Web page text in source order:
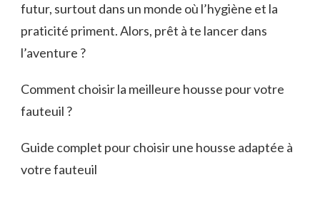
futur, surtout dans un monde où l’hygiène et la
praticité priment. Alors, prêt à te lancer dans
l’aventure ?
Comment choisir la meilleure housse pour votre
fauteuil ?
Guide complet pour choisir une housse adaptée à
votre fauteuil